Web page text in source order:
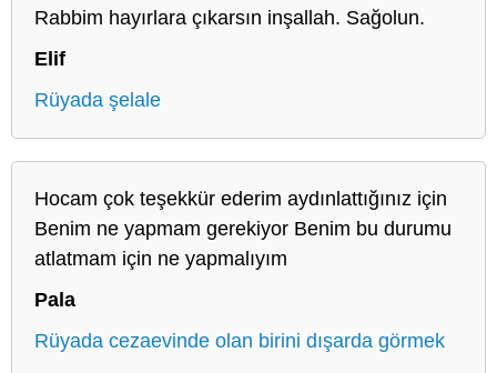
Rabbim hayırlara çıkarsın inşallah. Sağolun.
Elif
Rüyada şelale
Hocam çok teşekkür ederim aydınlattığınız için
Benim ne yapmam gerekiyor Benim bu durumu
atlatmam için ne yapmalıyım
Pala
Rüyada cezaevinde olan birini dışarda görmek